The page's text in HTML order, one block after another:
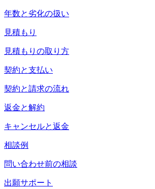
年数と劣化の扱い
見積もり
見積もりの取り方
契約と支払い
契約と請求の流れ
返金と解約
キャンセルと返金
相談例
問い合わせ前の相談
出願サポート